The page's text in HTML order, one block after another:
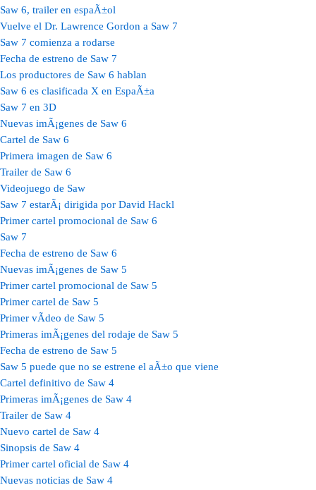
Saw 6, trailer en espaÃ±ol
Vuelve el Dr. Lawrence Gordon a Saw 7
Saw 7 comienza a rodarse
Fecha de estreno de Saw 7
Los productores de Saw 6 hablan
Saw 6 es clasificada X en EspaÃ±a
Saw 7 en 3D
Nuevas imÃ¡genes de Saw 6
Cartel de Saw 6
Primera imagen de Saw 6
Trailer de Saw 6
Videojuego de Saw
Saw 7 estarÃ¡ dirigida por David Hackl
Primer cartel promocional de Saw 6
Saw 7
Fecha de estreno de Saw 6
Nuevas imÃ¡genes de Saw 5
Primer cartel promocional de Saw 5
Primer cartel de Saw 5
Primer vÃ­deo de Saw 5
Primeras imÃ¡genes del rodaje de Saw 5
Fecha de estreno de Saw 5
Saw 5 puede que no se estrene el aÃ±o que viene
Cartel definitivo de Saw 4
Primeras imÃ¡genes de Saw 4
Trailer de Saw 4
Nuevo cartel de Saw 4
Sinopsis de Saw 4
Primer cartel oficial de Saw 4
Nuevas noticias de Saw 4